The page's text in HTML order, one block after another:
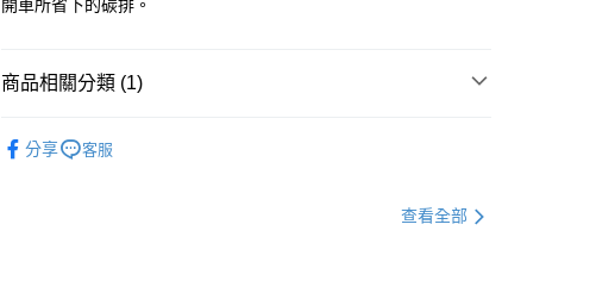
３．收到繳費通知簡訊後14天內，點擊此簡訊中的連結，可透過四大超商
絡購買商品的店家。未經商家同意取消之訂單仍視為有效，需透過AFTEE
是否繳費成功／繳費後需取消欲退款等相關疑問，請聯繫「AFTEE先享後
每筆NT$250，滿NT$2,000(含以上)免運費
開車所省下的碳排。
商品相關分類 (1)
分享
客服
查看全部